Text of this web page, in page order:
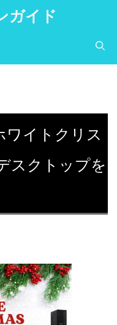
ガイド
ワイトクリス
スクトップを